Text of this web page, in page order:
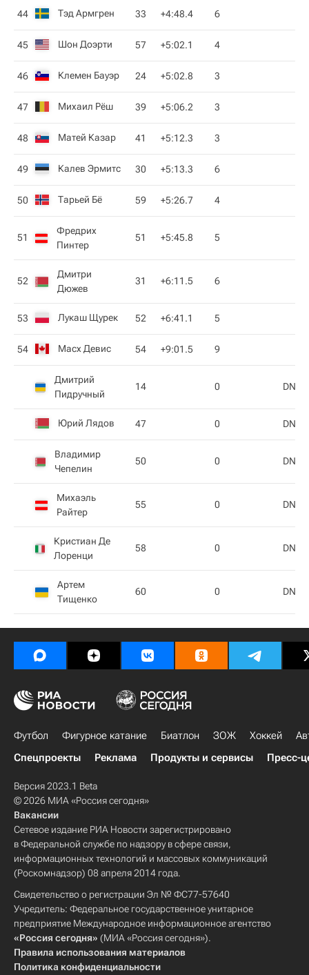
44 Тэд Армгрен 33 +4:48.4 6
45 Шон Доэрти 57 +5:02.1 4
46 Клемен Бауэр 24 +5:02.8 3
47 Михаил Рёш 39 +5:06.2 3
48 Матей Казар 41 +5:12.3 3
49 Калев Эрмитс 30 +5:13.3 6
50 Тарьей Бё 59 +5:26.7 4
51
Фредрих
Пинтер
51 +5:45.8 5
52
Дмитри
Дюжев
31 +6:11.5 6
53 Лукаш Щурек 52 +6:41.1 5
54 Масх Девис 54 +9:01.5 9
Дмитрий
Пидручный
14 0 DNS
Юрий Лядов 47 0 DNS
Владимир
Чепелин
50 0 DNS
Михаэль
Райтер
55 0 DNS
Кристиан Де
Лоренци
58 0 DNS
Артем
Тищенко
60 0 DNS
Футбол Фигурное катание Биатлон ЗОЖ Хоккей
Спецпроекты
Реклама Продукты и сервисы Пресс-
Версия 2023.1 Beta
© 2026 МИА «Россия сегодня»
Вакансии
Сетевое издание РИА Новости зарегистрировано
в Федеральной службе по надзору в сфере связи,
информационных технологий и массовых коммуникаций
(Роскомнадзор) 08 апреля 2014 года.
Свидетельство о регистрации Эл № ФС77-57640
Учредитель: Федеральное государственное унитарное
предприятие Международное информационное агентство
«Россия сегодня» (МИА «Россия сегодня»).
Правила использования материалов
Политика конфиденциальности